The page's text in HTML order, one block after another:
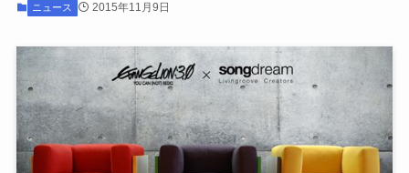
ニュース 2015年11月9日